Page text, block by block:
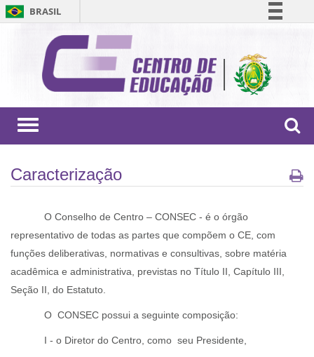
BRASIL
Comunica BR
Participe
Acesso à informação
Toggle
Caracterização
O Conselho de Centro – CONSEC - é o órgão
representativo de todas as partes que compõem o CE, com
funções deliberativas, normativas e consultivas, sobre matéria
acadêmica e administrativa, previstas no Título II, Capítulo III,
Seção II, do Estatuto.
O CONSEC possui a seguinte composição:
I - o Diretor do Centro, como seu Presidente,